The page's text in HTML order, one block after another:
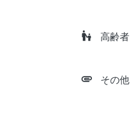
escalator_warning 高齢者
attachment その他